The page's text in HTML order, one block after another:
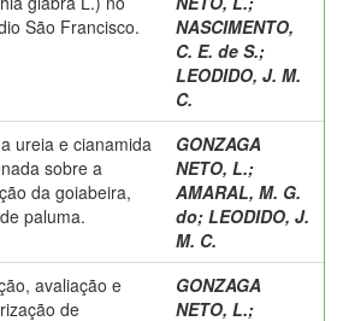
São Francisco.
NASCIMENTO,
C. E. de S.;
LEODIDO, J. M.
C.
ureia e cianamida
sobre a
da goiabeira,
paluma.
GONZAGA
NETO, L.;
AMARAL, M. G.
do; LEODIDO, J.
M. C.
avaliação e
de
GONZAGA
NETO, L.;